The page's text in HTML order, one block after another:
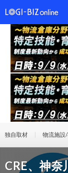
独自取材 物流施設
CRE、神